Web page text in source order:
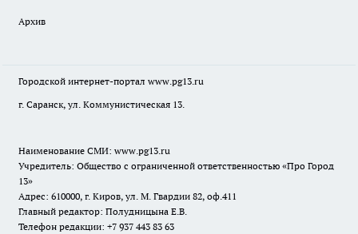
Архив
Городской интернет-портал www.pg13.ru
г. Саранск, ул. Коммунистическая 13.
Наименование СМИ: www.pg13.ru
Учредитель: Общество с ограниченной ответственностью «Про Город
13»
Адрес: 610000, г. Киров, ул. М. Гвардии 82, оф.411
Главный редактор: Полудницына Е.В.
Телефон редакции: +7 937 443 83 63